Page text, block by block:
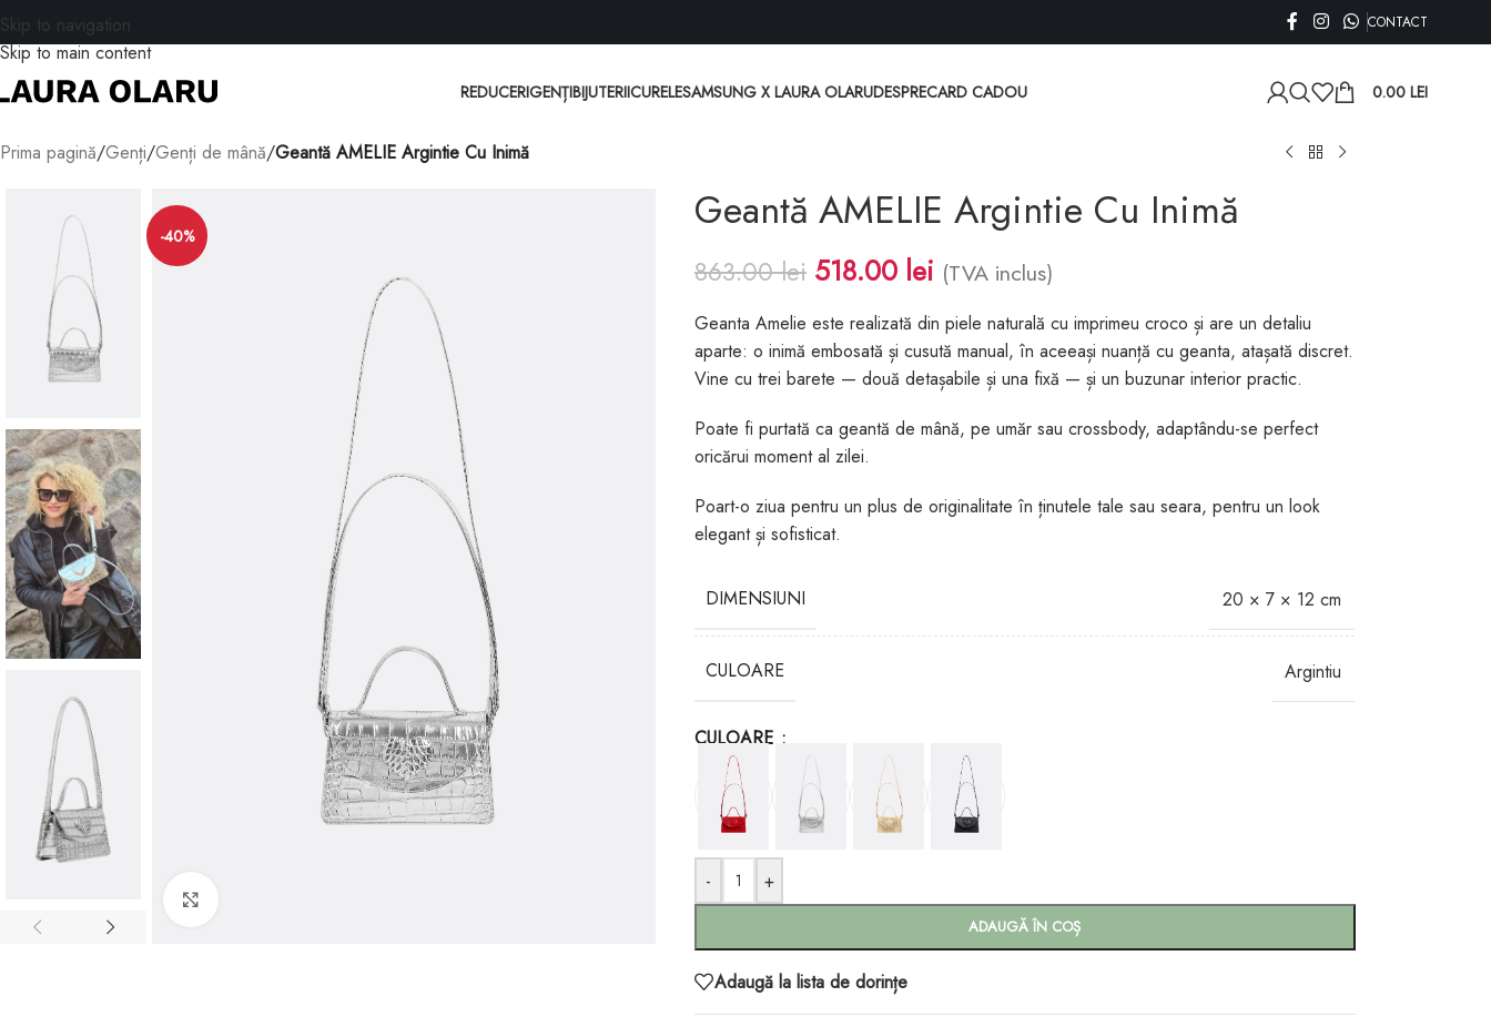
Skip to navigation
Skip to main content
CONTACT
REDUCERIGENȚIBIJUTERIICURELESAMSUNG X LAURA OLARUDESPRECARD CADOU 0.00 LEI
Prima pagină/Genți/Genți de mână/Geantă AMELIE Argintie Cu Inimă
-40% Geantă AMELIE Argintie Cu Inimă
863.00lei 518.00 lei (TVA inclus)
Geanta Amelie este realizată din piele naturală cu imprimeu croco și are un detaliu
aparte: o inimă embosată și cusută manual, în aceeași nuanță cu geanta, atașată discret.
Vine cu trei barete — două detașabile și una fixă — și un buzunar interior practic.
Poate fi purtată ca geantă de mână, pe umăr sau crossbody, adaptându-se perfect
oricărui moment al zilei.
Poart-o ziua pentru un plus de originalitate în ținutele tale sau seara, pentru un look
elegant și sofisticat.
DIMENSIUNI 20 × 7 × 12 cm
CULOARE Argintiu
CULOARE
- +
ADAUGĂ ÎN COȘ
Adaugă la lista de dorințe